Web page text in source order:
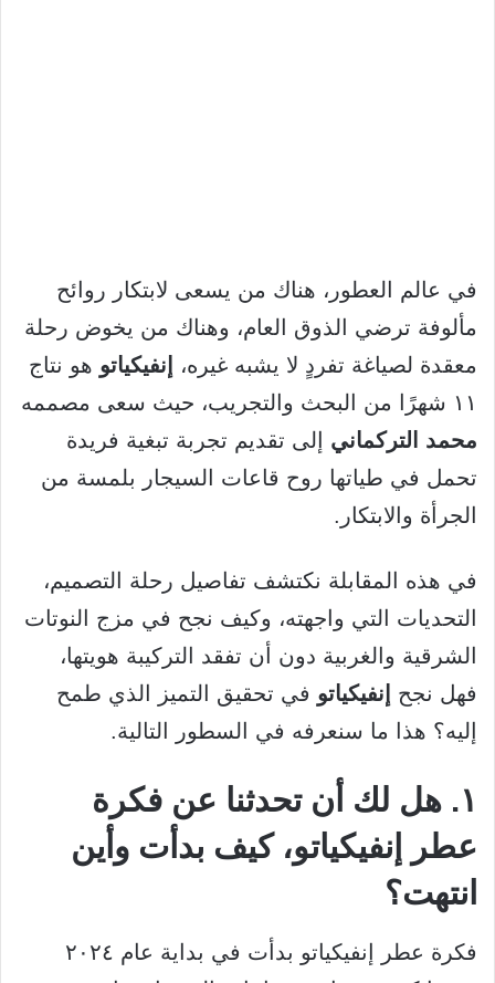
في عالم العطور، هناك من يسعى لابتكار روائح
مألوفة ترضي الذوق العام، وهناك من يخوض رحلة
معقدة لصياغة تفردٍ لا يشبه غيره،
إنفيكياتو هو نتاج
١١ شهرًا من البحث والتجريب، حيث سعى مصممه
محمد التركماني إلى تقديم تجربة تبغية فريدة
تحمل في طياتها روح قاعات السيجار بلمسة من
الجرأة والابتكار.
في هذه المقابلة نكتشف تفاصيل رحلة التصميم،
التحديات التي واجهته، وكيف نجح في مزج النوتات
الشرقية والغربية دون أن تفقد التركيبة هويتها،
فهل نجح
إنفيكياتو في تحقيق التميز الذي طمح
إليه؟ هذا ما سنعرفه في السطور التالية.
١. هل لك أن تحدثنا عن فكرة
عطر إنفيكياتو، كيف بدأت وأين
انتهت؟
فكرة عطر إنفيكياتو بدأت في بداية عام ٢٠٢٤